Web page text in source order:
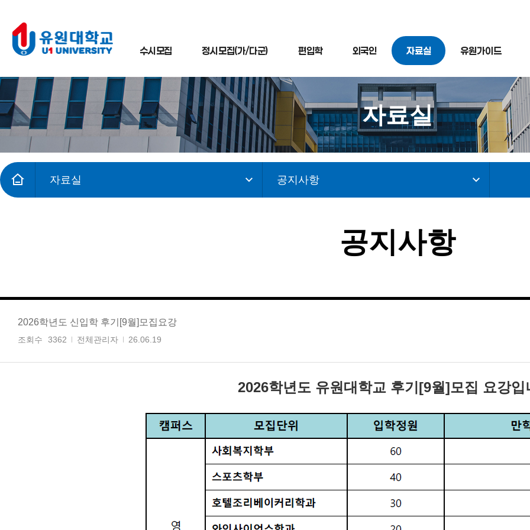
수시모집 정시모집(가/다군) 편입학 외국인 자료실 유원가이드
자료실
자료실 공지사항
공지사항
2026학년도 신입학 후기[9월]모집요강
조회수 3362 전체관리자 26.06.19
2026학년도 유원대학교 후기[9월]모집 요강입